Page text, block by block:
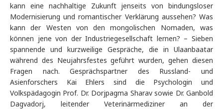
kann eine nachhaltige Zukunft jenseits von bindungsloser
Modernisierung und romantischer Verklärung aussehen? Was
kann der Westen von den mongolischen Nomaden, was
können jene von der Industriegesellschaft lernen? – Sieben
spannende und kurzweilige Gespräche, die in Ulaanbaatar
während des Neujahrsfestes geführt wurden, gehen diesen
Fragen nach. Gesprächspartner des Russland- und
Asienforschers Kai Ehlers sind die Psychologin und
Volkspädagogin Prof. Dr. Dorjpagma Sharav sowie Dr. Ganbold
Dagvadorj, leitender Veterinärmediziner an der